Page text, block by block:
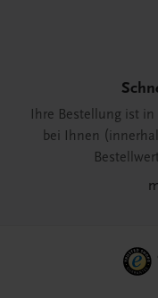
Ihre Bestellung ist in
bei Ihnen